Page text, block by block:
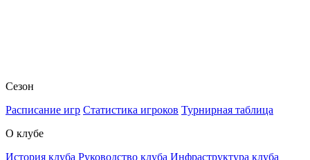
Сезон
Расписание игр Статистика игроков Турнирная таблица
О клубе
История клуба Руководство клуба Инфраструктура клуба